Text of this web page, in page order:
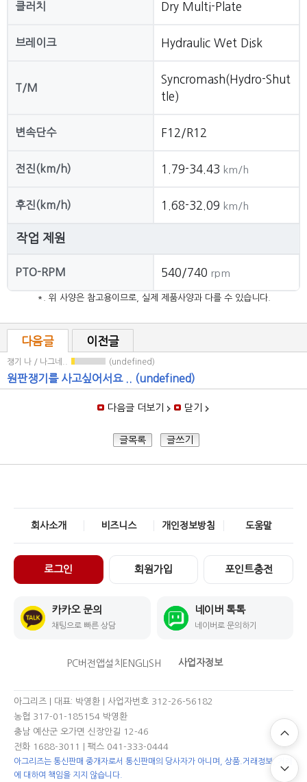
클러치 Dry Multi-Plate
브레이크 Hydraulic Wet Disk
T/M
Syncromash(Hydro-Shut
tle)
변속단수 F12/R12
전진(km/h) 1.79-34.43 km/h
후진(km/h) 1.68-32.09 km/h
작업 제원
PTO-RPM 540/740 rpm
*. 위 사양은 참고용이므로, 실제 제품사양과 다를 수 있습니다.
다음글 이전글
쟁기 나 / 나그네.. (undefined)
원판쟁기를 사고싶어서요 .. (undefined)
다음글 더보기 닫기
글목록 글쓰기
회사소개 비즈니스 개인정보방침 도움말
로그인 회원가입 포인트충전
카카오 문의
채팅으로 빠른 상담
네이버 톡톡
네이버로 문의하기
PC버전 앱설치 ENGLISH 사업자정보
아그리즈 | 대표: 박영환 | 사업자번호 312-26-56182
농협 317-01-185154 박영환
충남 예산군 오가면 신장안길 12-46
전화 1688-3011
| 팩스 041-333-0444
아그리즈는 통신판매 중개자로서 통신판매의 당사자가 아니며, 상품.거래정보, 거래
에 대하여 책임을 지지 않습니다.